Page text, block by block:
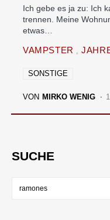
Ich gebe es ja zu: Ich
trennen. Meine
etwas…
VAMPSTER
SONSTIGE
VON MIRKO WENIG
SUCHE